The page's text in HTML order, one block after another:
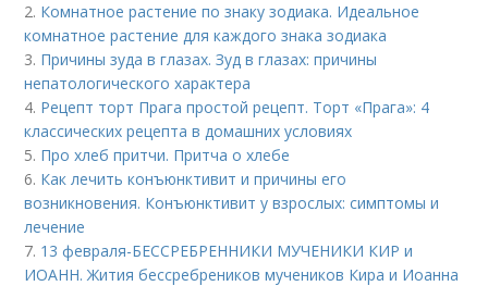
2. Комнатное растение по знаку зодиака. Идеальное
комнатное растение для каждого знака зодиака
3. Причины зуда в глазах. Зуд в глазах: причины
непатологического характера
4. Рецепт торт Прага простой рецепт. Торт «Прага»: 4
классических рецепта в домашних условиях
5. Про хлеб притчи. Притча о хлебе
6. Как лечить конъюнктивит и причины его
возникновения. Конъюнктивит у взрослых: симптомы и
лечение
7. 13 февраля-БЕССРЕБРЕННИКИ МУЧЕНИКИ КИР и
ИОАНН. Жития бессребреников мучеников Кира и Иоанна